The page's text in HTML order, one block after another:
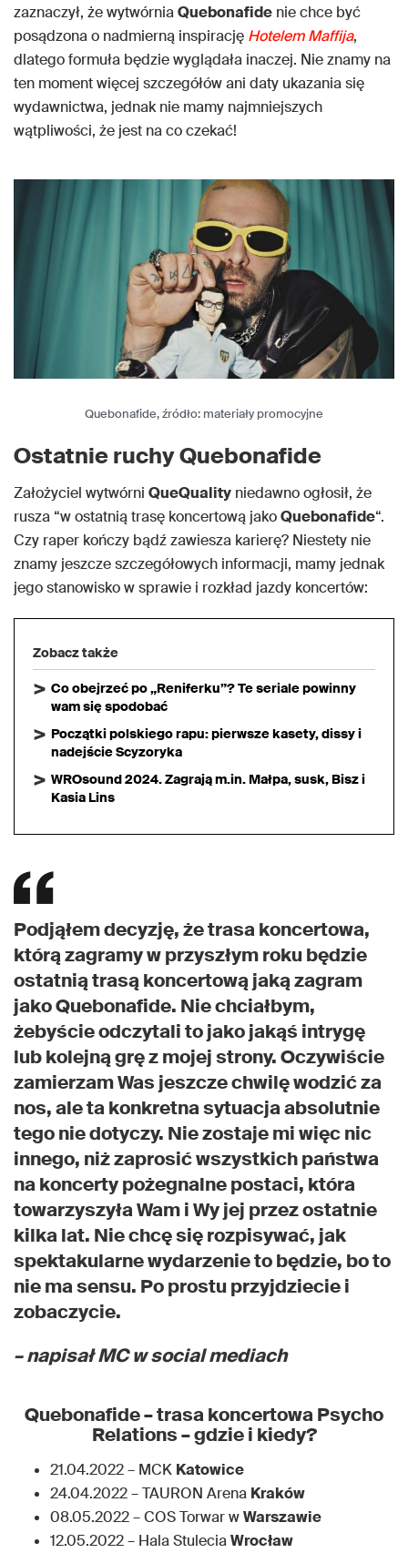
zaznaczył, że wytwórniaQuebonafide nie chce być
posądzona o nadmierną inspirację Hotelem Maffija,
dlatego formuła będzie wyglądała inaczej. Nie znamy na
ten moment więcej szczegółów ani daty ukazania się
wydawnictwa, jednak nie mamy najmniejszych
wątpliwości, że jest na co czekać!
Quebonafide, źródło: materiały promocyjne
Ostatnie ruchy Quebonafide
Założyciel wytwórni QueQuality niedawno ogłosił, że
rusza “w ostatnią trasę koncertową jakoQuebonafide“.
Czy raper kończy bądź zawiesza karierę? Niestety nie
znamy jeszcze szczegółowych informacji, mamy jednak
jego stanowisko w sprawie i rozkład jazdy koncertów:
Zobacz także
Co obejrzeć po „Reniferku”? Te seriale powinny
wam się spodobać
Początki polskiego rapu: pierwsze kasety, dissy i
nadejście Scyzoryka
WROsound 2024. Zagrają m.in. Małpa, susk, Bisz i
Kasia Lins
Podjąłem decyzję, że trasa koncertowa,
którą zagramy w przyszłym roku będzie
ostatnią trasą koncertową jaką zagram
jako Quebonafide. Nie chciałbym,
żebyście odczytali to jako jakąś intrygę
lub kolejną grę z mojej strony. Oczywiście
zamierzam Was jeszcze chwilę wodzić za
nos, ale ta konkretna sytuacja absolutnie
tego nie dotyczy. Nie zostaje mi więc nic
innego, niż zaprosić wszystkich państwa
na koncerty pożegnalne postaci, która
towarzyszyła Wam i Wy jej przez ostatnie
kilka lat. Nie chcę się rozpisywać, jak
spektakularne wydarzenie to będzie, bo to
nie ma sensu. Po prostu przyjdziecie i
zobaczycie.
– napisał MC w social mediach
Quebonafide – trasa koncertowa Psycho
Relations – gdzie i kiedy?
21.04.2022 – MCK Katowice
24.04.2022 – TAURON Arena Kraków
08.05.2022 – COS Torwar wWarszawie
12.05.2022 – Hala StuleciaWrocław